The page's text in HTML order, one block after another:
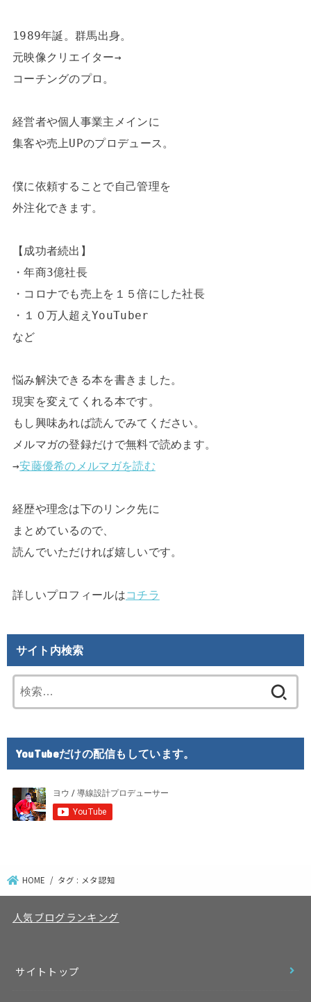
1989年誕。群馬出身。
元映像クリエイター→
コーチングのプロ。
経営者や個人事業主メインに
集客や売上UPのプロデュース。
僕に依頼することで自己管理を
外注化できます。
【成功者続出】
・年商3億社長
・コロナでも売上を１５倍にした社長
・１０万人超えYouTuber
など
悩み解決できる本を書きました。
現実を変えてくれる本です。
もし興味あれば読んでみてください。
メルマガの登録だけで無料で読めます。
→安藤優希のメルマガを読む
経歴や理念は下のリンク先に
まとめているので、
読んでいただければ嬉しいです。
詳しいプロフィールはコチラ
サイト内検索
索:
YouTubeだけの配信もしています。
HOME タグ : メタ認知
人気ブログランキング
サイトトップ